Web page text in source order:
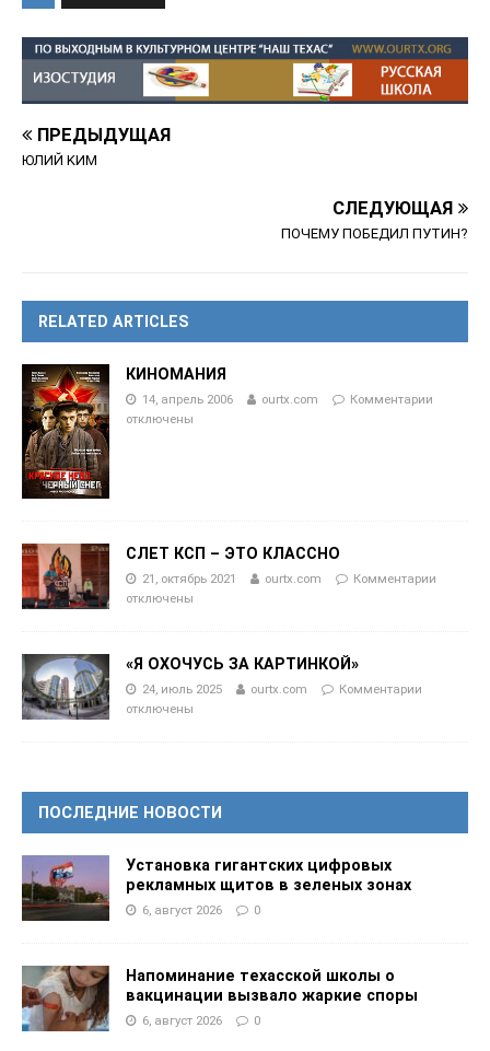
ПРЕДЫДУЩАЯ
ЮЛИЙ KИМ
СЛЕДУЮЩАЯ
ПОЧЕМУ ПОБЕДИЛ ПУТИН?
RELATED ARTICLES
КИНОМАНИЯ
14, апрель 2006 ourtx.com
Комментарии
отключены
СЛЕТ КСП – ЭТО КЛАССНО
21, октябрь 2021 ourtx.com
Комментарии
отключены
«Я ОХОЧУСЬ ЗА КАРТИНКОЙ»
24, июль 2025 ourtx.com
Комментарии
отключены
ПОСЛЕДНИЕ НОВОСТИ
Установка гигантских цифровых
рекламных щитов в зеленых зонах
6, август 2026 0
Напоминание техасской школы о
вакцинации вызвало жаркие споры
6, август 2026 0